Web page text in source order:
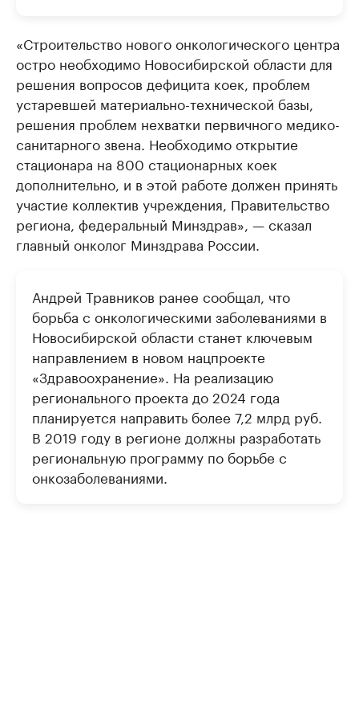
«Строительство нового онкологического центра
остро необходимо Новосибирской области для
решения вопросов дефицита коек, проблем
устаревшей материально-технической базы,
решения проблем нехватки первичного медико-
санитарного звена. Необходимо открытие
стационара на 800 стационарных коек
дополнительно, и в этой работе должен принять
участие коллектив учреждения, Правительство
региона, федеральный Минздрав», — сказал
главный онколог Минздрава России.
Андрей Травников ранее сообщал, что
борьба с онкологическими заболеваниями в
Новосибирской области станет ключевым
направлением в новом нацпроекте
«Здравоохранение». На реализацию
регионального проекта до 2024 года
планируется направить более 7,2 млрд руб.
В 2019 году в регионе должны разработать
региональную программу по борьбе с
онкозаболеваниями.